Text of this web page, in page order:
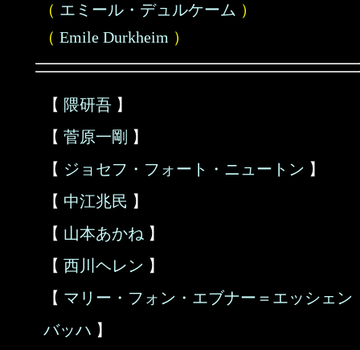
（ エミール・デュルケーム ）
（ Emile Durkheim ）
【 隈研吾 】
【 菅原一剛 】
【 ジョセフ・フォート・ニュートン 】
【 中江兆民 】
【 山本あかね 】
【 西川ヘレン 】
【 マリー・フォン・エブナー＝エッシェン
バッハ 】